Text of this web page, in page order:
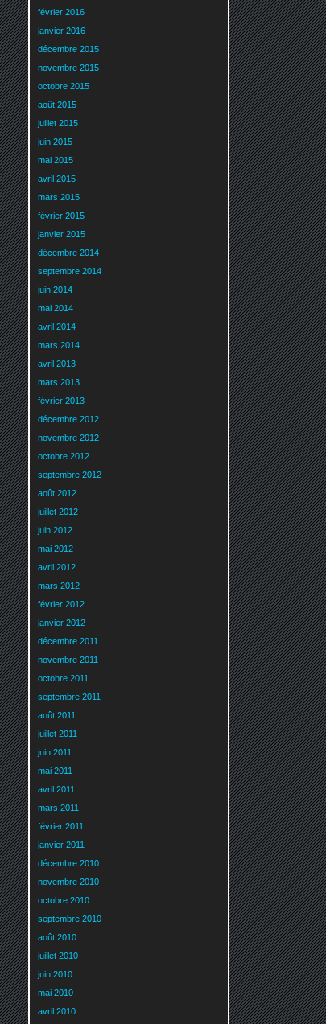
février 2016
janvier 2016
décembre 2015
novembre 2015
octobre 2015
août 2015
juillet 2015
juin 2015
mai 2015
avril 2015
mars 2015
février 2015
janvier 2015
décembre 2014
septembre 2014
juin 2014
mai 2014
avril 2014
mars 2014
avril 2013
mars 2013
février 2013
décembre 2012
novembre 2012
octobre 2012
septembre 2012
août 2012
juillet 2012
juin 2012
mai 2012
avril 2012
mars 2012
février 2012
janvier 2012
décembre 2011
novembre 2011
octobre 2011
septembre 2011
août 2011
juillet 2011
juin 2011
mai 2011
avril 2011
mars 2011
février 2011
janvier 2011
décembre 2010
novembre 2010
octobre 2010
septembre 2010
août 2010
juillet 2010
juin 2010
mai 2010
avril 2010